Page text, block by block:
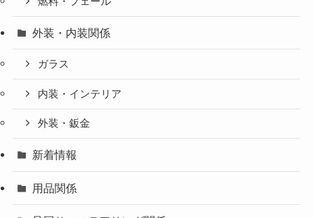
外装・内装関係
ガラス
内装・インテリア
外装・鈑金
新着情報
用品関係